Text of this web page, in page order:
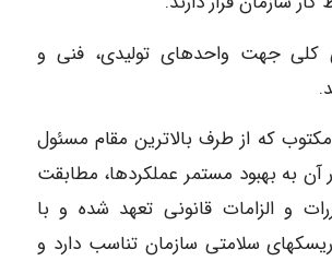
کلی جهت واحدهای تولیدی، فنی و
که از طرف بالاترین مقام مسئول
آن به بهبود مستمر عملکردها، مطابقت
و الزامات قانونی تعهد شده و با
سلامتی سازمان تناسب دارد و